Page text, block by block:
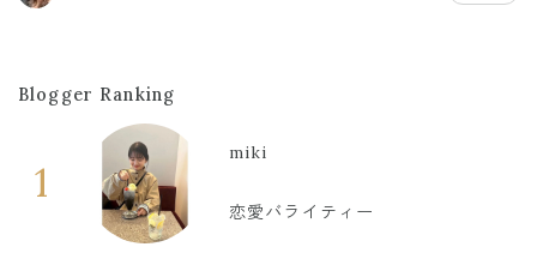
Blogger Ranking
1
miki
恋愛バライティー